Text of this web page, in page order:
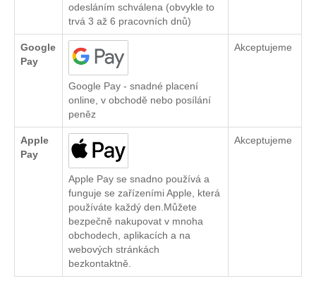
odesláním schválena (obvykle to
trvá 3 až 6 pracovních dnů)
Google
Pay
Google Pay - snadné placení
online, v obchodě nebo posílání
peněz
Akceptujeme
Apple
Pay
Apple Pay se snadno používá a
funguje se zařízeními Apple, která
používáte každý den.Můžete
bezpečně nakupovat v mnoha
obchodech, aplikacích a na
webových stránkách
bezkontaktně.
Akceptujeme